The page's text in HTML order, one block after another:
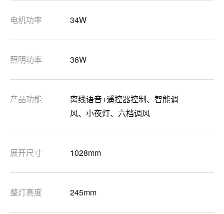
电机功率 34W
照明功率 36W
产品功能
离线语音+遥控器控制、智能调
风、小夜灯、六档调风
展开尺寸 1028mm
整灯高度 245mm